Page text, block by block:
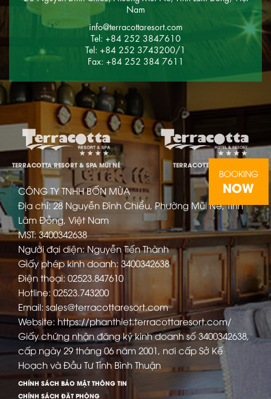
Nam
info@terracottaresort.com
Tel: +84 252 3847610
Tel: +84 252 3743200/1
Fax: +84 252 384 7611
TERRACOTTA RESORT & SPA MŨI NÉ TERRACOTTA ĐÀ LẠT
CÔNG TY TNHH BỐN MÙA
Địa chỉ: 28 Nguyễn Đình Chiểu, Phường Mũi Né, Tỉnh
Lâm Đồng, Việt Nam
MST: 3400342638
Người đại diện: Nguyễn Tiến Thành
Giấy phép kinh doanh: 3400342638
Điện thoại: 02523.847610
Hotline: 02523.743200
Email: sales@terracottaresort.com
Website: https://phanthiet.terracottaresort.com/
Giấy chứng nhận đăng ký kinh doanh số 3400342638,
cấp ngày 29 tháng 06 năm 2001, nơi cấp Sở Kế
Hoạch và Đầu Tư Tỉnh Bình Thuận
CHÍNH SÁCH BẢO MẬT THÔNG TIN
CHÍNH SÁCH ĐẶT PHÒNG
BOOKING
NOW